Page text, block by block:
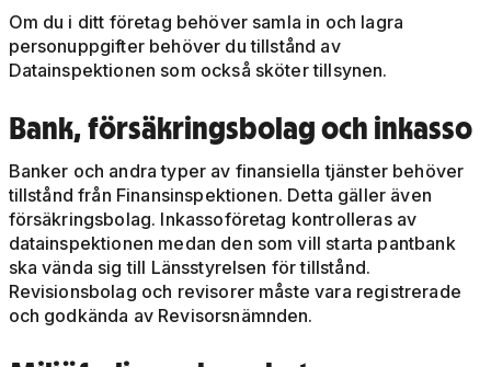
Om du i ditt företag behöver samla in och lagra
personuppgifter behöver du tillstånd av
Datainspektionen som också sköter tillsynen.
Bank, försäkringsbolag och inkasso
Banker och andra typer av finansiella tjänster behöver
tillstånd från Finansinspektionen. Detta gäller även
försäkringsbolag. Inkassoföretag kontrolleras av
datainspektionen medan den som vill starta pantbank
ska vända sig till Länsstyrelsen för tillstånd.
Revisionsbolag och revisorer måste vara registrerade
och godkända av Revisorsnämnden.